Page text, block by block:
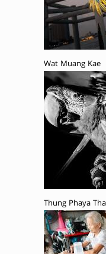
Wat Muang Kae
Thung Phaya